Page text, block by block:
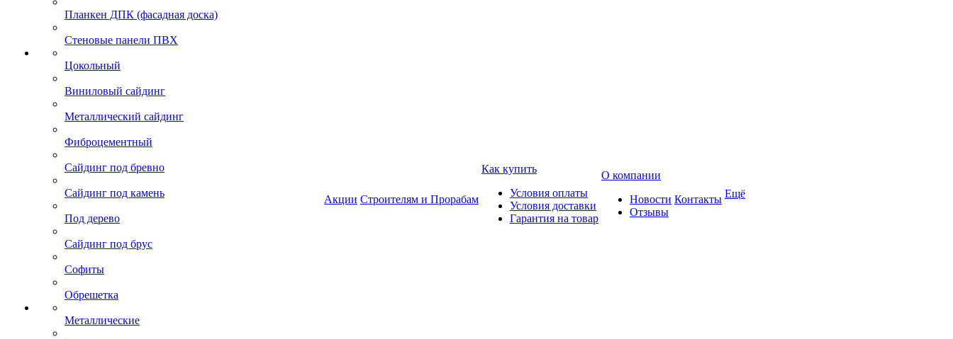
Планкен ДПК (фасадная доска)
Стеновые панели ПВХ
Цокольный
Виниловый сайдинг
Металлический сайдинг
Фиброцементный
Сайдинг под бревно
Сайдинг под камень
Под дерево
Сайдинг под брус
Софиты
Обрешетка
Металлические
Акции Строителям и Прорабам
Как купить
Условия оплаты
Условия доставки
Гарантия на товар
О компании
Новости
Отзывы
Контакты Ещё